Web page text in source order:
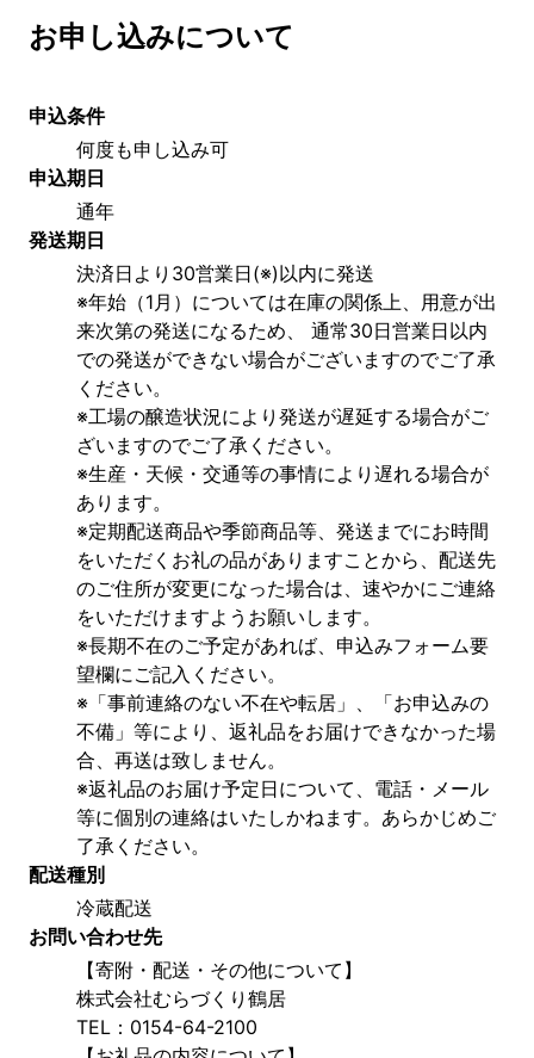
お申し込みについて
申込条件
何度も申し込み可
申込期日
通年
発送期日
決済日より30営業日(※)以内に発送
※年始（1月）については在庫の関係上、用意が出
来次第の発送になるため、 通常30日営業日以内
での発送ができない場合がございますのでご了承
ください。
※工場の醸造状況により発送が遅延する場合がご
ざいますのでご了承ください。
※生産・天候・交通等の事情により遅れる場合が
あります。
※定期配送商品や季節商品等、発送までにお時間
をいただくお礼の品がありますことから、配送先
のご住所が変更になった場合は、速やかにご連絡
をいただけますようお願いします。
※長期不在のご予定があれば、申込みフォーム要
望欄にご記入ください。
※「事前連絡のない不在や転居」、「お申込みの
不備」等により、返礼品をお届けできなかった場
合、再送は致しません。
※返礼品のお届け予定日について、電話・メール
等に個別の連絡はいたしかねます。あらかじめご
了承ください。
配送種別
冷蔵配送
お問い合わせ先
【寄附・配送・その他について】
株式会社むらづくり鶴居
TEL：0154-64-2100